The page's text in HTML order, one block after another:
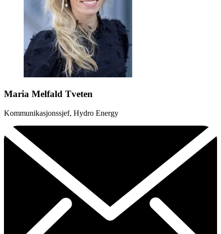
Maria Melfald Tveten
Kommunikasjonssjef, Hydro Energy